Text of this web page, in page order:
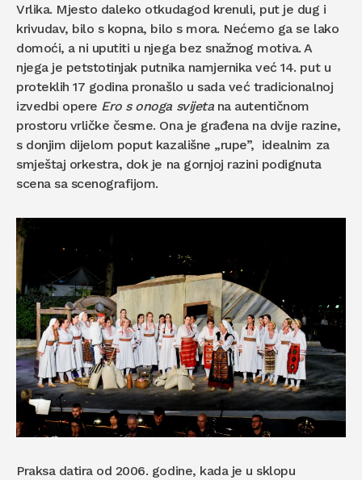
Vrlika. Mjesto daleko otkudagod krenuli, put je dug i
krivudav, bilo s kopna, bilo s mora. Nećemo ga se lako
domoći, a ni uputiti u njega bez snažnog motiva. A
njega je petstotinjak putnika namjernika već 14. put u
proteklih 17 godina pronašlo u sada već tradicionalnoj
izvedbi opere Ero s onoga svijetana autentičnom
prostoru vrličke česme. Ona je građena na dvije razine,
s donjim dijelom poput kazališne „rupe”, idealnim za
smještaj orkestra, dok je na gornjoj razini podignuta
scena sa scenografijom.
Praksa datira od 2006. godine, kada je u sklopu